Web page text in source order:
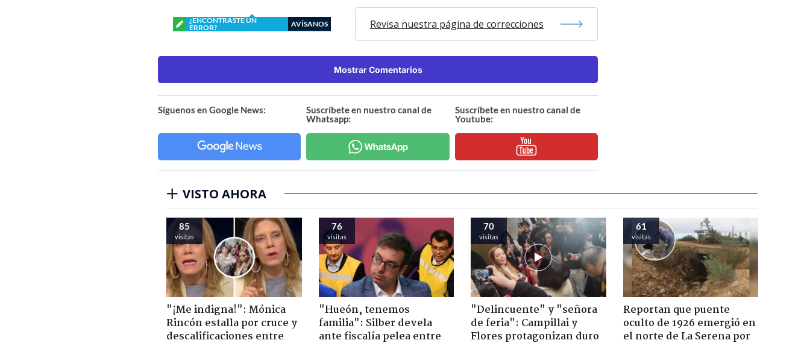
¿ENCONTRASTE UN
ERROR?
AVÍSANOS Revisa nuestra página de correcciones
Mostrar Comentarios
Síguenos en Google News:
Suscríbete en nuestro canal de
Whatsapp:
Suscríbete en nuestro canal de
Youtube:
VISTO AHORA
85
visitas
"¡Me indigna!": Mónica
Rincón estalla por cruce y
descalificaciones entre
76
visitas
"Hueón, tenemos
familia": Silber devela
ante fiscalía pelea entre
70
visitas
"Delincuente" y "señora
de feria": Campillai y
Flores protagonizan duro
61
visitas
Reportan que puente
oculto de 1926 emergió en
el norte de La Serena por